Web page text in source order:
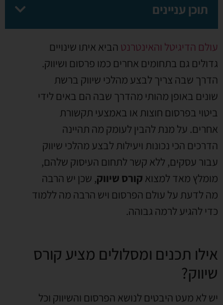
תוכן עניינים
עולם הדיגיטל והאינטרנט הביא איתו שינויים
גדולים גם בתחומים אחרים כמו פרסום ושיווק.
הדרך שבה צריך לבצע מהלכי שיווק ברשת
שונים באופן מהותי מהדרך שבה הם באים לידי
ביטוי בפרסום חוצות או באמצעי תקשורת
אחרים. על מנת להבין לעומק מה תהיינה
הדרכים הכי נכונות ויעילות לבצע מהלכי שיווק
עבור עסקים, ללא קשר לתחום העיסוק שלהם,
מומלץ מאד למצוא קורס שיווק, שכן יש הרבה
מה לדעת על עולם הפרסום ויש הרבה מה ללמוד
כדי להגיע לרמה גבוהה.
אילו תכנים ומסלולים מציע קורס
שיווק?
יש לא מעט היבטים לנושא הפרסום והשיווק וכל